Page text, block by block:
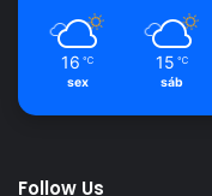
16 ℃
sex
15 ℃
sáb
Follow Us